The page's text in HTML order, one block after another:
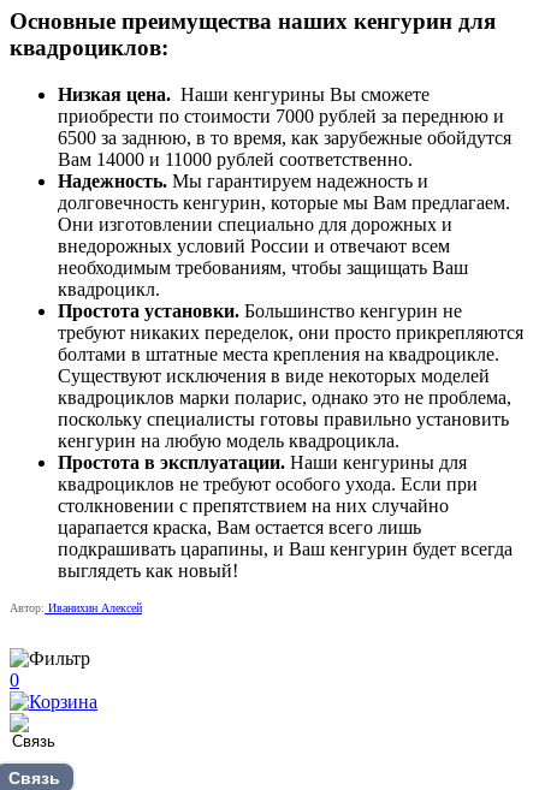
Основные преимущества наших кенгурин для
квадроциклов:
Низкая цена. Наши кенгурины Вы сможете
приобрести по стоимости 7000 рублей за переднюю и
6500 за заднюю, в то время, как зарубежные обойдутся
Вам 14000 и 11000 рублей соответственно.
Надежность. Мы гарантируем надежность и
долговечность кенгурин, которые мы Вам предлагаем.
Они изготовлении специально для дорожных и
внедорожных условий России и отвечают всем
необходимым требованиям, чтобы защищать Ваш
квадроцикл.
Простота установки. Большинство кенгурин не
требуют никаких переделок, они просто прикрепляются
болтами в штатные места крепления на квадроцикле.
Существуют исключения в виде некоторых моделей
квадроциклов марки поларис, однако это не проблема,
поскольку специалисты готовы правильно установить
кенгурин на любую модель квадроцикла.
Простота в эксплуатации. Наши кенгурины для
квадроциклов не требуют особого ухода. Если при
столкновении с препятствием на них случайно
царапается краска, Вам остается всего лишь
подкрашивать царапины, и Ваш кенгурин будет всегда
выглядеть как новый!
Автор: Иванихин Алексей
0
Связь